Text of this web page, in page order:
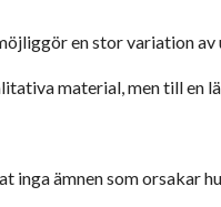
en stor variation av
material, men till en
ämnen som orsakar